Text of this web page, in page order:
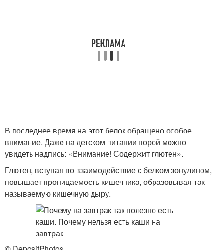
В последнее время на этот белок обращено особое
внимание. Даже на детском питании порой можно
увидеть надпись: «Внимание! Содержит глютен».
Глютен, вступая во взаимодействие с белком зонулином,
повышает проницаемость кишечника, образовывая так
называемую кишечную дыру.